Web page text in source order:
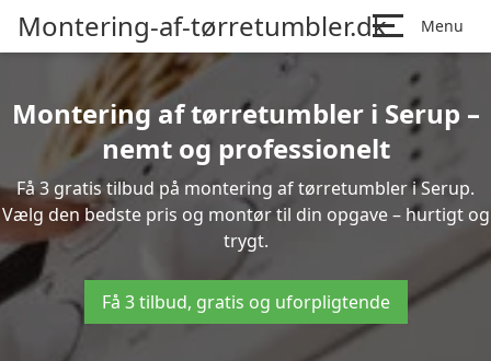
Montering-af-tørretumbler.dk Menu
Montering af tørretumbler i Serup –
nemt og professionelt
Få 3 gratis tilbud på montering af tørretumbler i Serup.
Vælg den bedste pris og montør til din opgave – hurtigt og
trygt.
Få 3 tilbud, gratis og uforpligtende